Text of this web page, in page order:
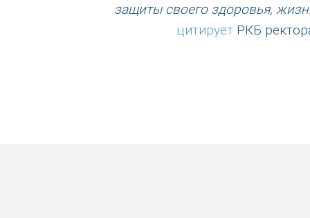
защиты своего здоровья,
цитируетРКБ